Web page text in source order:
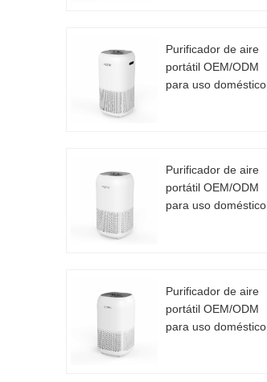
Purificador de aire
portátil OEM/ODM
para uso doméstico
Purificador de aire
portátil OEM/ODM
para uso doméstico
Purificador de aire
portátil OEM/ODM
para uso doméstico